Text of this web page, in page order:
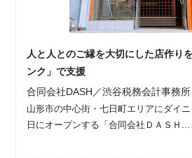
人と人とのご縁を大切にした店作り
ンク」で支援
合同会社DASH／渋谷税務会計事務所
山形市の中心街・七日町エリアにダイ
日にオープンする「合同会社ＤＡＳＨ...